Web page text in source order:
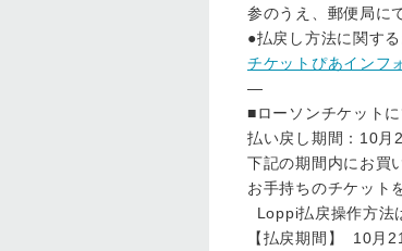
参のうえ、郵便局に
●払戻し方法に関す
チケットぴあインフ
―
■ローソンチケット
払い戻し期間：10
下記の期間内にお買
お手持ちのチケット
Loppi払戻操作方法
【払戻期間】 10月